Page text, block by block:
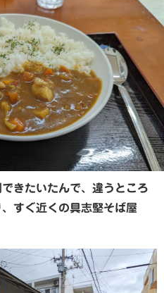
きたいたんで、違うところ
すぐ近くの具志堅そば屋